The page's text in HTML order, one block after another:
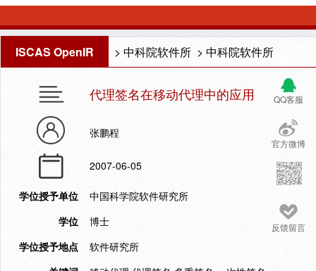
ISCAS OpenIR > 中科院软件所 > 中科院软件所
QQ客服
官方微博
反馈留言
代理签名在移动代理中的应用
张鹏程
2007-06-05
学位授予单位
中国科学院软件研究所
学位
博士
学位授予地点
软件研究所